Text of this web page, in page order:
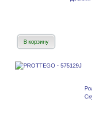
В корзину